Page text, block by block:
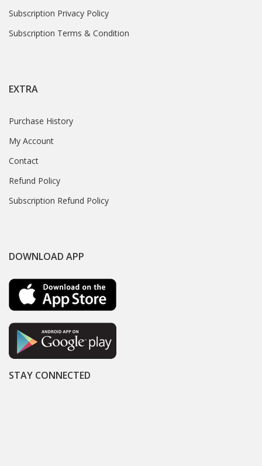
Subscription Privacy Policy
Subscription Terms & Condition
EXTRA
Purchase History
My Account
Contact
Refund Policy
Subscription Refund Policy
DOWNLOAD APP
STAY CONNECTED